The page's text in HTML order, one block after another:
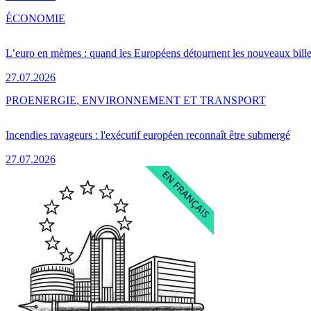
L’euro en mèmes : quand les Européens détournent les nouveaux
27.07.2026
ÉCONOMIE
Incendies ravageurs : l'exécutif européen reconnaît être submergé
27.07.2026
PROENERGIE, ENVIRONNEMENT ET TRANSPORT